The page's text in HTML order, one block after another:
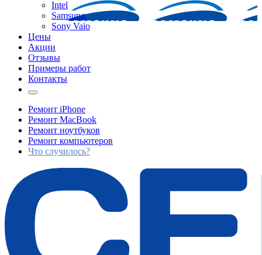
Intel
Samsung
Sony Vaio
Цены
Акции
Отзывы
Примеры работ
Контакты
Ремонт iPhone
Ремонт MacBook
Ремонт ноутбуков
Ремонт компьютеров
Что случилось?